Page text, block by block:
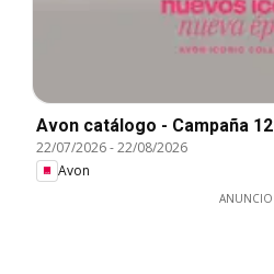
Avon catálogo - Campaña 12
22/07/2026-22/08/2026
Avon
ANUNCIO